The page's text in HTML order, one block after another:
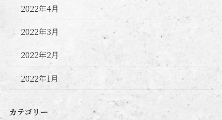
2022年4月
2022年3月
2022年2月
2022年1月
カテゴリー